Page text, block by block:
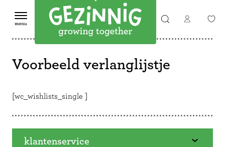
Voorbeeld verlanglijstje
[wc_wishlists_single ]
klantenservice